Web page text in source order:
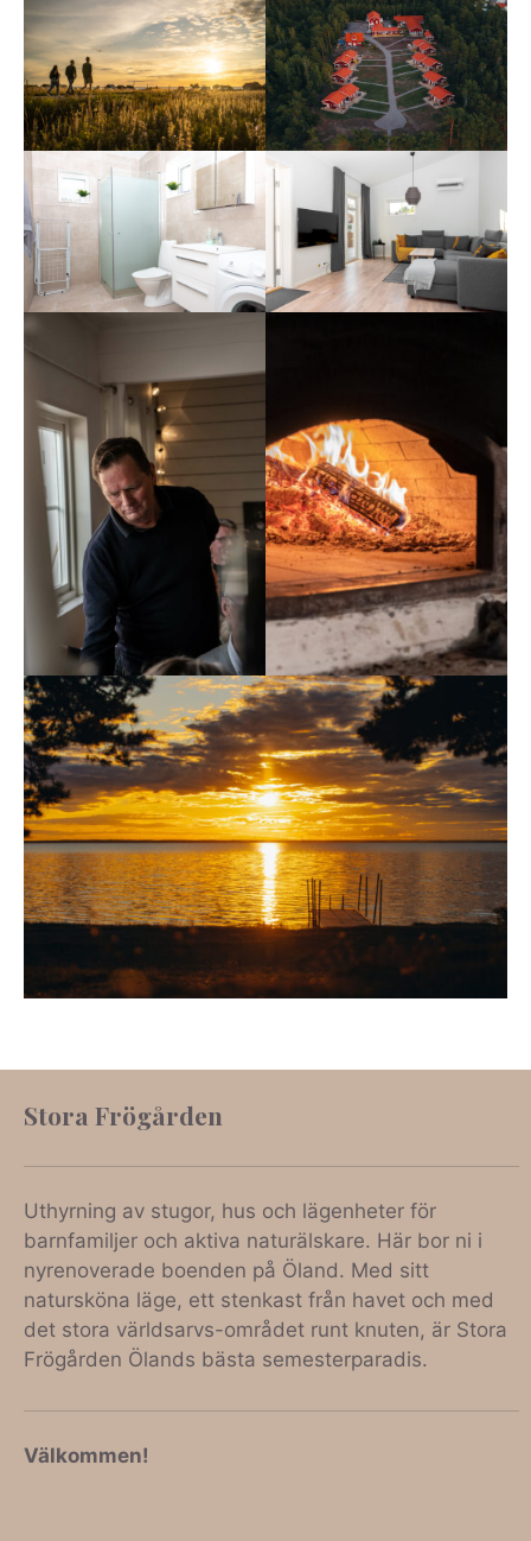
Stora Frögården
Uthyrning av stugor, hus och lägenheter för
barnfamiljer och aktiva naturälskare. Här bor ni i
nyrenoverade boenden på Öland. Med sitt
natursköna läge, ett stenkast från havet och med
det stora världsarvs-området runt knuten, är Stora
Frögården Ölands bästa semesterparadis.
Välkommen!